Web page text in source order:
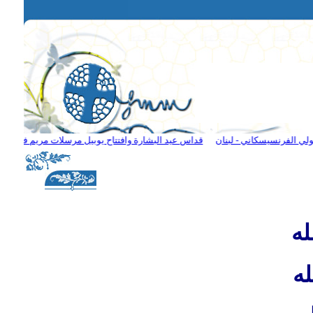
- لبنان قداس عيد البشارة وافتتاح يوبيل مرسلات مريم في حلب